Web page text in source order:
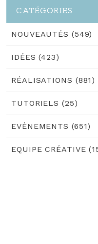
CATÉGORIES
NOUVEAUTÉS (549)
IDÉES (423)
RÉALISATIONS (881)
TUTORIELS (25)
EVÈNEMENTS (651)
EQUIPE CRÉATIVE